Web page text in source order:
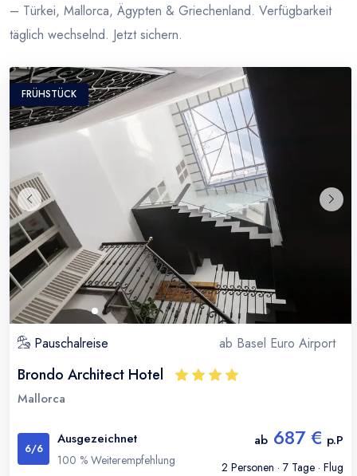
– Türkei, Mallorca, Ägypten & Griechenland. Verfügbarkeit
täglich wechselnd. Jetzt sichern.
Pauschalreise ab Basel Euro Airport
FRÜHSTÜCK
Brondo Architect Hotel
Mallorca
6/6
Ausgezeichnet
100 % Weiterempfehlung
ab 687 € p.P
2 Personen · 7 Tage · Flug